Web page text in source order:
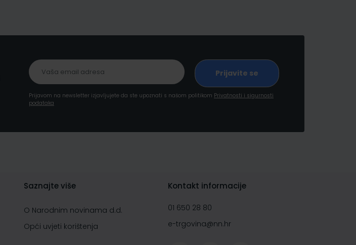
Prijavom na newsletter izjavljujete da ste upoznati s našom politikom Privatnosti i sigurnosti
podataka
Saznajte više
O Narodnim novinama d.d.
Opći uvjeti korištenja
Kontakt informacije
01 650 28 80
e-trgovina@nn.hr